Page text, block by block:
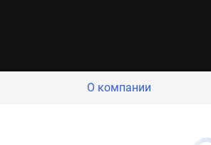
О компании